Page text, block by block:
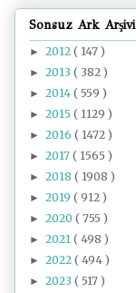
Sonsuz Ark Arşivi
► 2012 ( 147 )
► 2013 ( 382 )
► 2014 ( 559 )
► 2015 ( 1129 )
► 2016 ( 1472 )
► 2017 ( 1565 )
► 2018 ( 1908 )
► 2019 ( 912 )
► 2020 ( 755 )
► 2021 ( 498 )
► 2022 ( 494 )
► 2023 ( 517 )